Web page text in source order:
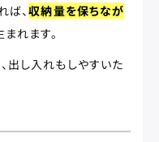
ば、収納量を保ちなが
まれます。
出し入れもしやすいた